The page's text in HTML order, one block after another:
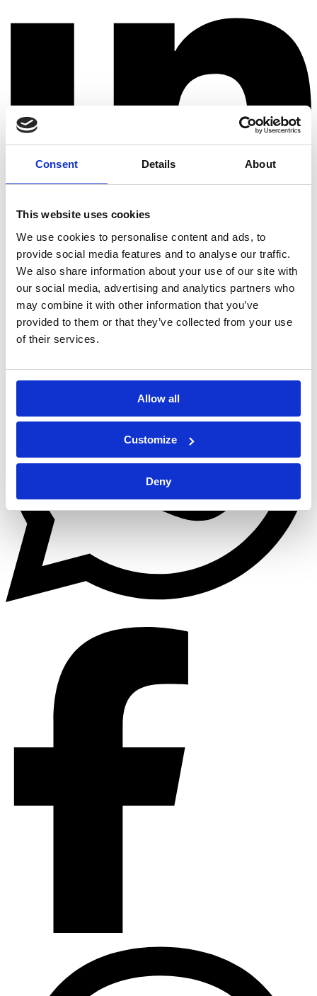
Consent Details About
This website uses cookies
We use cookies to personalise content and ads, to
provide social media features and to analyse our traffic.
We also share information about your use of our site with
our social media, advertising and analytics partners who
may combine it with other information that you’ve
provided to them or that they’ve collected from your use
of their services.
Allow all
Customize
Deny